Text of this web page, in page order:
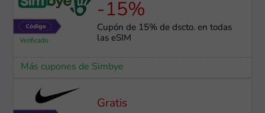
-15%
Cupón de 15% de dscto. en todas
las eSIM
Más cupones de Simbye
Gratis